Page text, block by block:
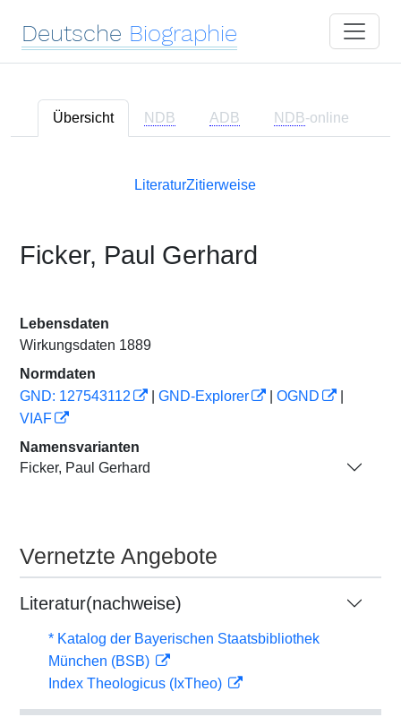
Deutsche Biographie
Übersicht NDB ADB NDB-online
LiteraturZitierweise
Ficker, Paul Gerhard
Lebensdaten
Wirkungsdaten 1889
Normdaten
GND: 127543112
GND-Explorer OGND
VIAF
Namensvarianten
Ficker, Paul Gerhard
Vernetzte Angebote
Literatur(nachweise)
* Katalog der Bayerischen Staatsbibliothek
München (BSB)
Index Theologicus (IxTheo)